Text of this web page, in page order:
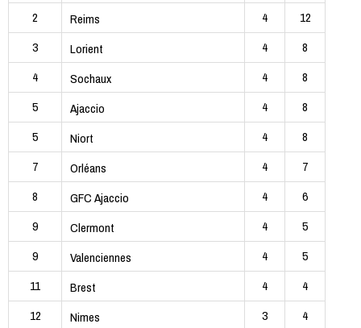
2
Reims 4
12
3
Lorient 4
8
4
Sochaux 4
8
5
Ajaccio 4
8
5
Niort 4
8
7
Orléans 4
7
8
GFC Ajaccio 4
6
9
Clermont 4
5
9
Valenciennes 4
5
11
Brest 4
4
12
Nimes 3
4